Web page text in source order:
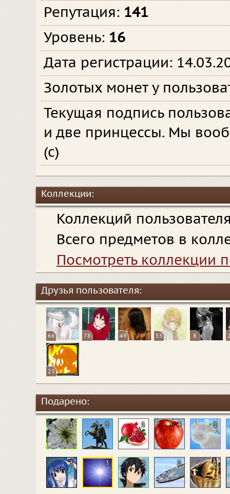
Репутация: 141
Уровень: 16
Дата регистрации:
Золотых монет у
Текущая подпись
и две принцессы. Мы
(с)
Коллекции:
Коллекций
Всего предметов в
Посмотреть коллекции
Друзья пользователя:
66 78 49 55 8
23
Подарено:
1 1 1 4 1
3 3 5 2 1